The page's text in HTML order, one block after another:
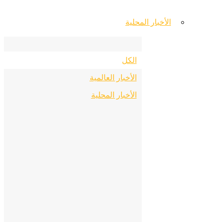
الأخبار المحلية
الكل
الأخبار العالمية
الأخبار المحلية